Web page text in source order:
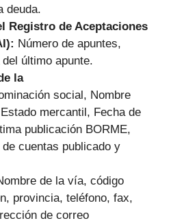
deuda.
Registro de Aceptaciones
Número de apuntes,
último apunte.
la
social, Nombre
mercantil, Fecha de
publicación BORME,
cuentas publicado y
de la vía, código
provincia, teléfono, fax,
de correo